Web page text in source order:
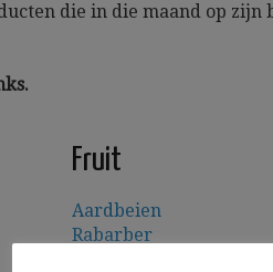
die in die maand op zijn
Fruit
Aardbeien
Rabarber